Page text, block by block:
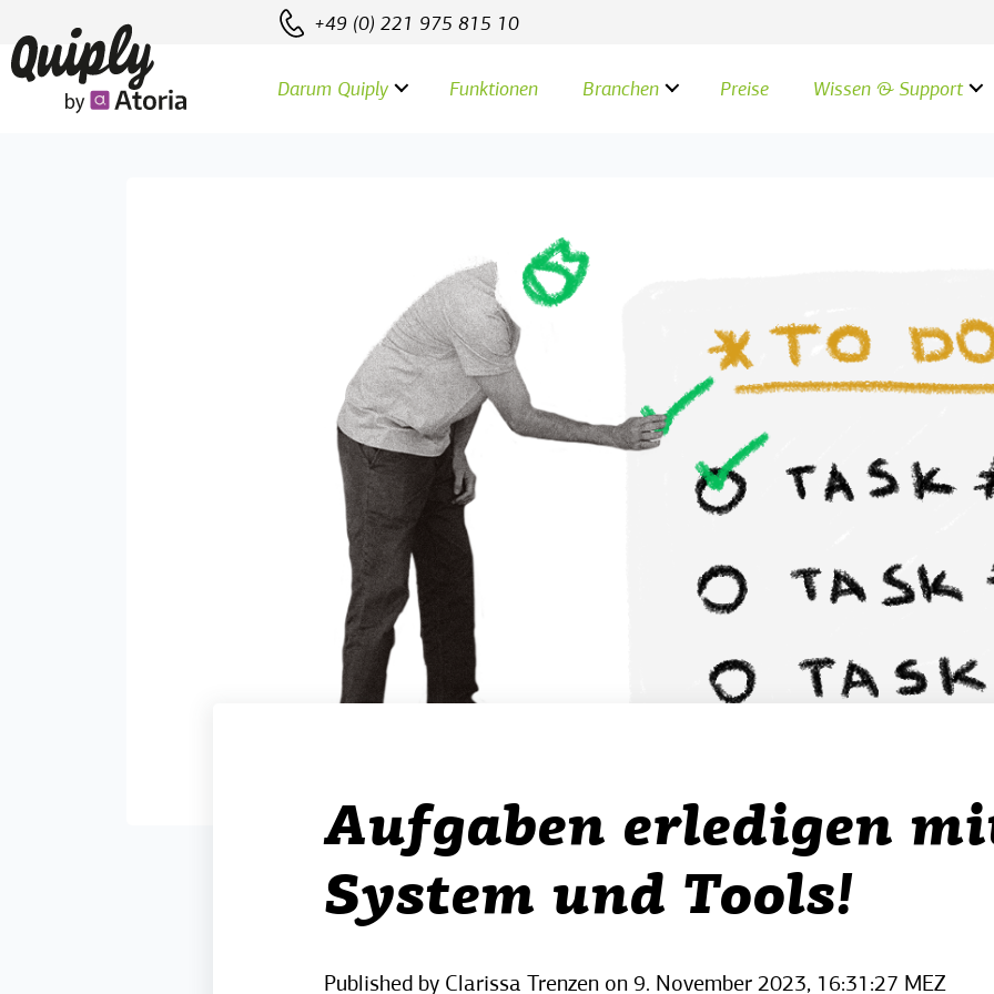
Darum Quiply Funktionen Branchen Preise Wissen & Support
+49 (0) 221 975 815 10
Aufgaben erledigen
System und Tools!
Published by Clarissa Trenzen on 9. November 2023, 16:31:27 MEZ